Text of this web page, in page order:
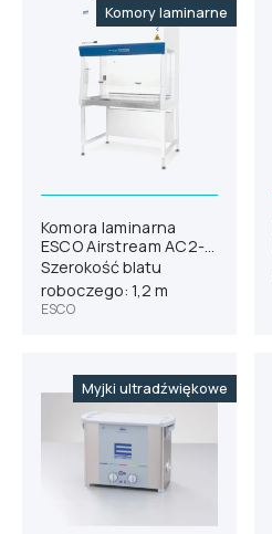
Komory laminarne
Komora laminarna
ESCO Airstream AC2-
4E8
Szerokość blatu
roboczego: 1,2 m
ESCO
Myjki ultradźwiękowe